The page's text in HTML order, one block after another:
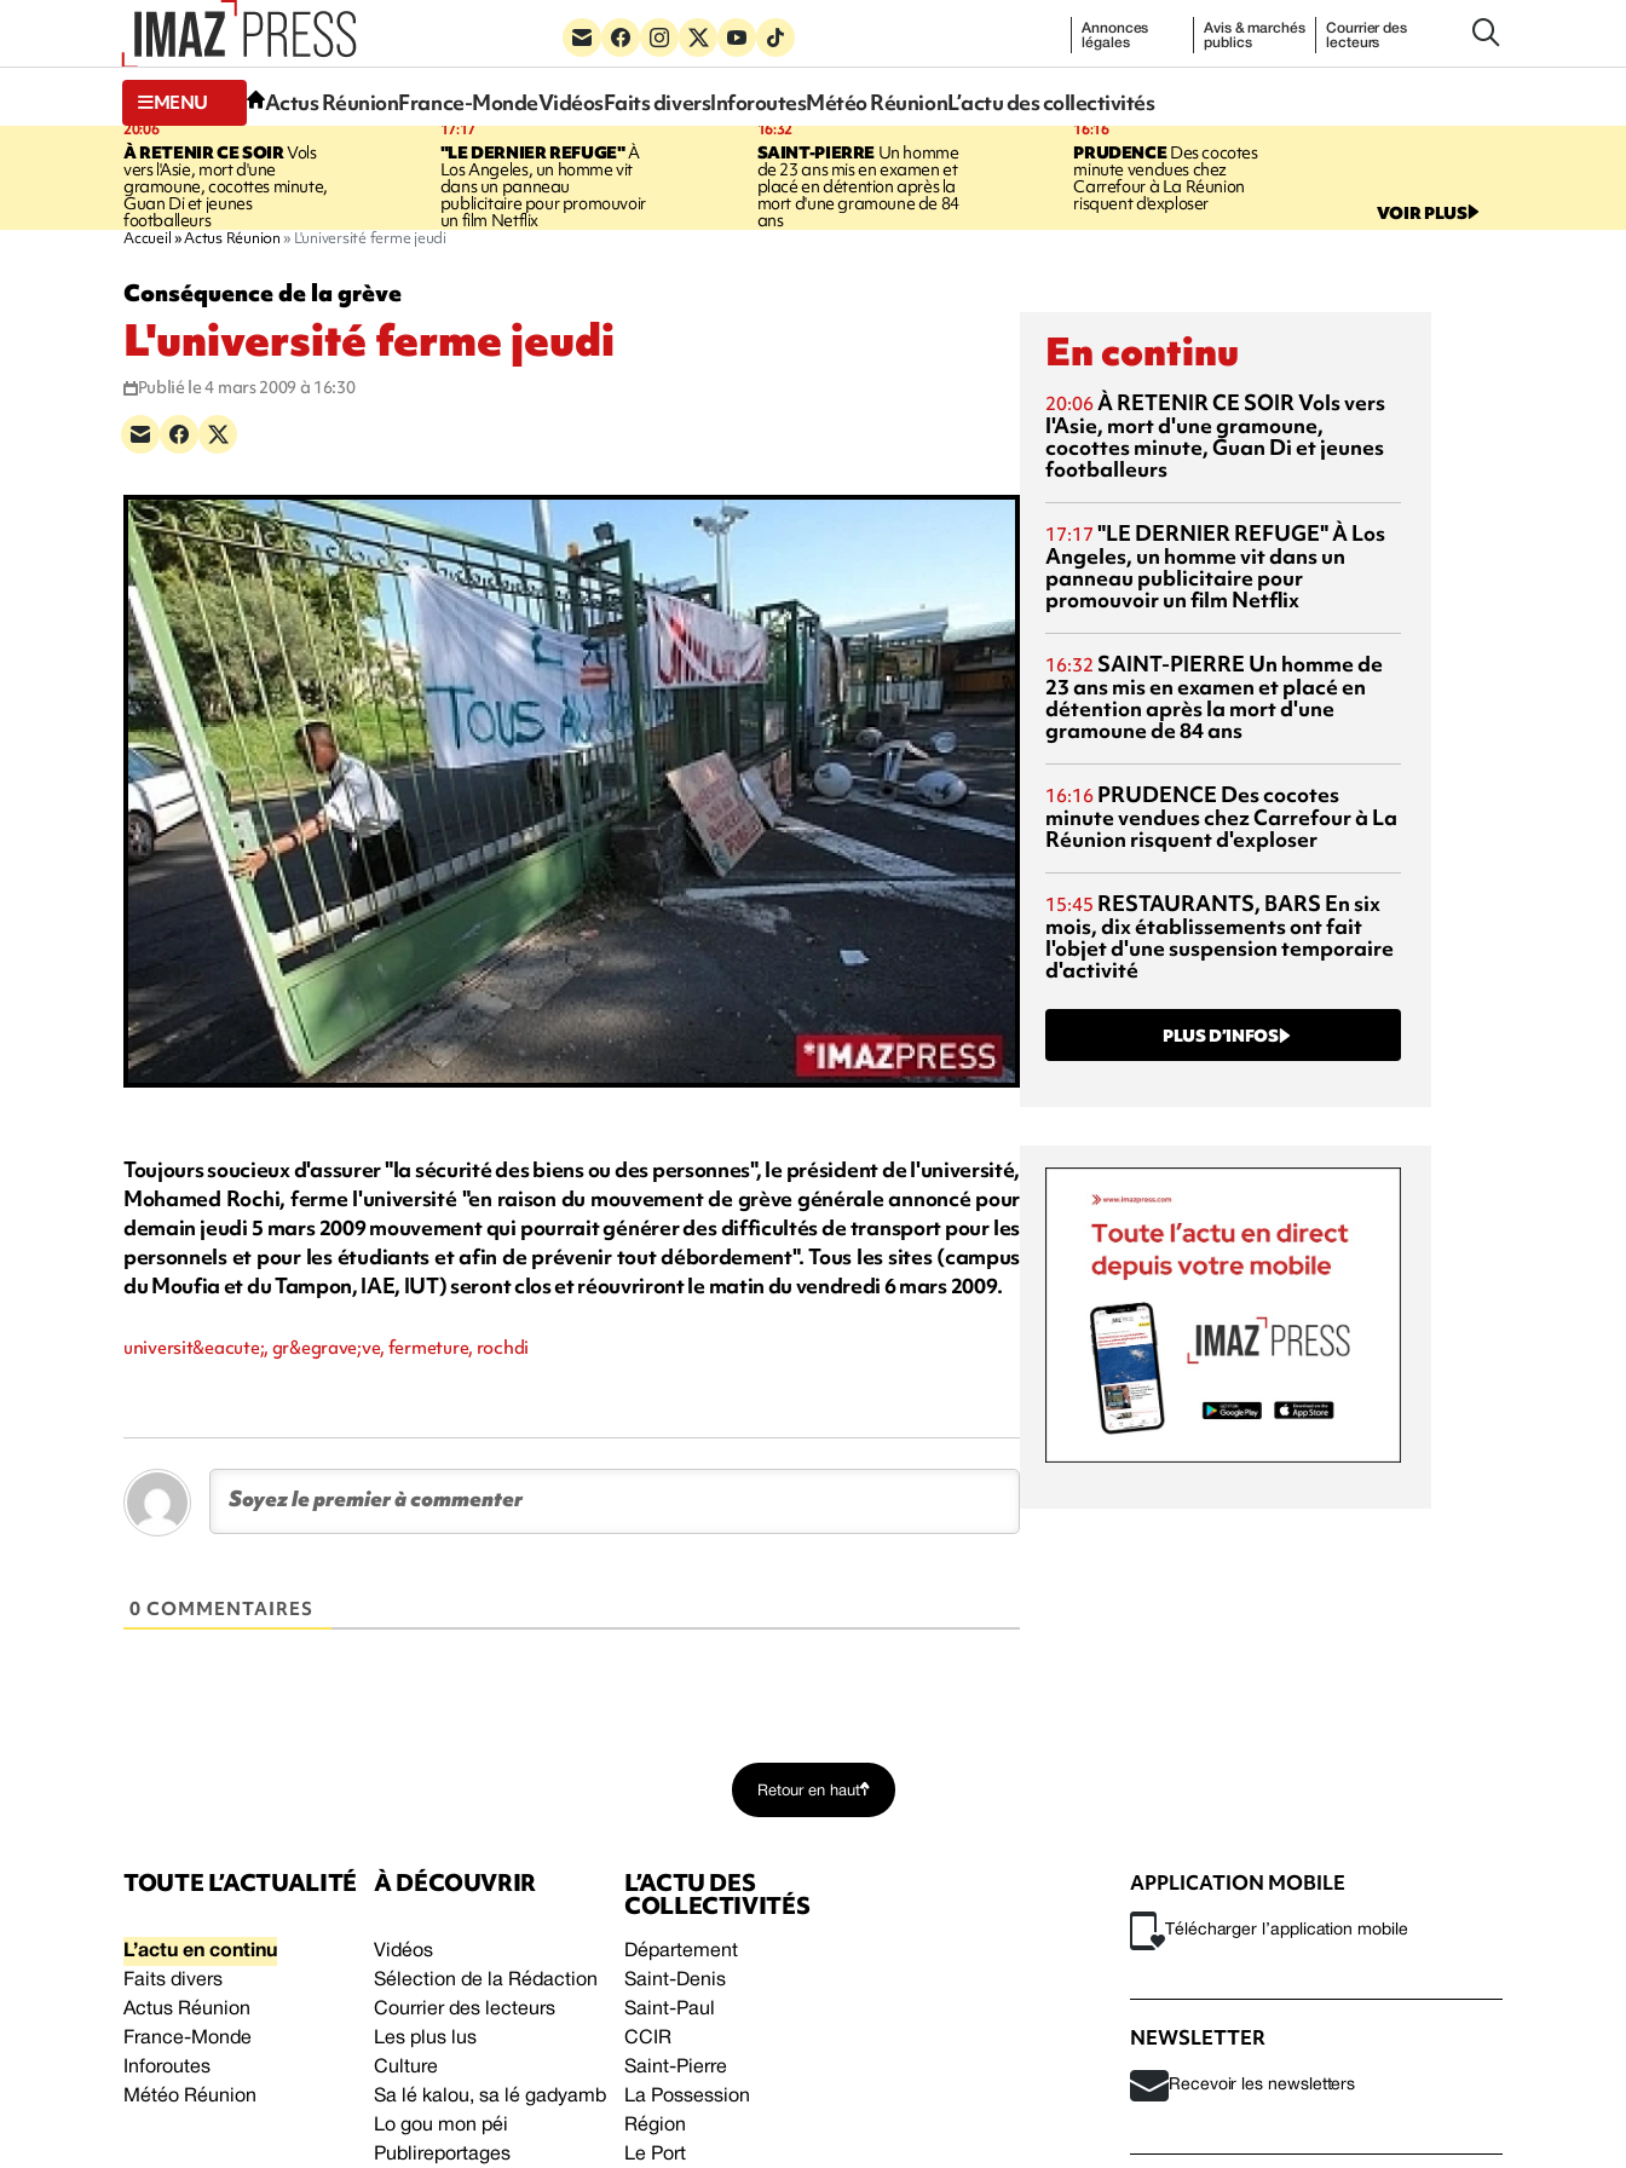
Annonces
légales
Avis & marchés
publics
Courrier des
lecteurs
MENU Actus RéunionFrance-MondeVidéosFaits diversInforoutesMétéo RéunionL’actu des collectivités
20:06
À RETENIR CE SOIRVols
vers l'Asie, mort d'une
gramoune, cocottes minute,
Guan Di et jeunes
footballeurs
17:17
"LE DERNIER REFUGE"À
Los Angeles, un homme vit
dans un panneau
publicitaire pour promouvoir
un film Netflix
16:32
SAINT-PIERREUn homme
de 23 ans mis en examen et
placé en détention après la
mort d'une gramoune de 84
ans
16:16
PRUDENCEDes cocotes
minute vendues chez
Carrefour à La Réunion
risquent d'exploser VOIR PLUS
Accueil Actus Réunion L'université ferme jeudi
Conséquence de la grève
L'université ferme jeudi
Publié le 4 mars 2009 à 16:30
Toujours soucieux d'assurer "la sécurité des biens ou des personnes", le président de l'université,
Mohamed Rochi, ferme l'université "en raison du mouvement de grève générale annoncé pour
demain jeudi 5 mars 2009 mouvement qui pourrait générer des difficultés de transport pour les
personnels et pour les étudiants et afin de prévenir tout débordement". Tous les sites (campus
du Moufia et du Tampon, IAE, IUT) seront clos et réouvriront le matin du vendredi 6 mars 2009.
universit&eacute;, gr&egrave;ve, fermeture, rochdi
0 COMMENTAIRES
En continu
20:06À RETENIR CE SOIRVols vers
l'Asie, mort d'une gramoune,
cocottes minute, Guan Di et jeunes
footballeurs
17:17 "LE DERNIER REFUGE"À Los
Angeles, un homme vit dans un
panneau publicitaire pour
promouvoir un film Netflix
16:32 SAINT-PIERRE Un homme de
23 ans mis en examen et placé en
détention après la mort d'une
gramoune de 84 ans
16:16 PRUDENCE Des cocotes
minute vendues chez Carrefour à La
Réunion risquent d'exploser
15:45 RESTAURANTS, BARS En six
mois, dix établissements ont fait
l'objet d'une suspension temporaire
d'activité
PLUS D’INFOS
Retour en haut
TOUTE L’ACTUALITÉ
L’actu en continu
Faits divers
Actus Réunion
France-Monde
Inforoutes
Météo Réunion
À DÉCOUVRIR
Vidéos
Sélection de la Rédaction
Courrier des lecteurs
Les plus lus
Culture
Sa lé kalou, sa lé gadyamb
Lo gou mon péi
Publireportages
L’ACTU DES
COLLECTIVITÉS
Département
Saint-Denis
Saint-Paul
CCIR
Saint-Pierre
La Possession
Région
Le Port
APPLICATION MOBILE
Télécharger l’application mobile
NEWSLETTER
Recevoir les newsletters